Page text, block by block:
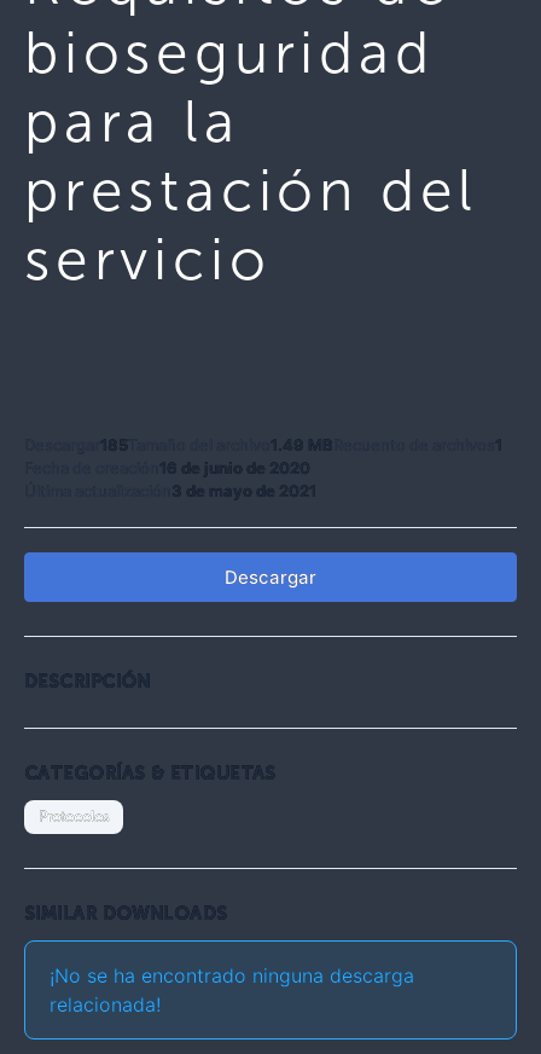
bioseguridad
para la
prestación del
servicio
185 1.49 MB
1
16 de junio de 2020
3 de mayo de 2021
Descargar
DESCRIPCIÓN
CATEGORÍAS & ETIQUETAS
Protocolos
SIMILAR DOWNLOADS
¡No se ha encontrado ninguna descarga
relacionada!